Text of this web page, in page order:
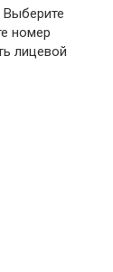
номер
лицевой